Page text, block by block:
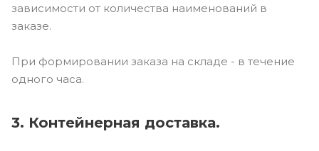
зависимости от количества наименований в
заказе.
При формировании заказа на складе - в течение
одного часа.
3. Контейнерная доставка.